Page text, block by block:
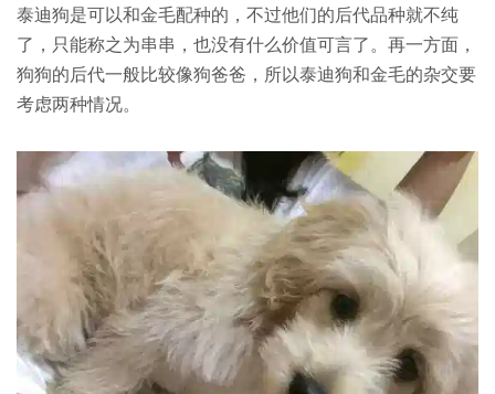
泰迪狗是可以和金毛配种的，不过他们的后代品种就不纯
了，只能称之为串串，也没有什么价值可言了。再一方面，
狗狗的后代一般比较像狗爸爸，所以泰迪狗和金毛的杂交要
考虑两种情况。